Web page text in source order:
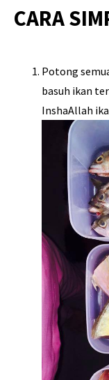
CARA
Potong
basuh ikan
InshaAllah